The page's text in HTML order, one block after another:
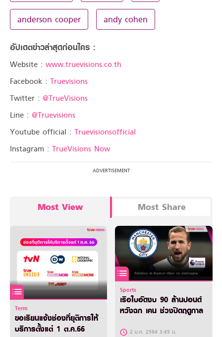
anderson cooper andy cohen
อัปเดตข่าวล่าสุดก่อนใคร :
Website : www.truevisions.co.th
Facebook : Truevisions
Twitter : @TrueVisions
Line : @Truevisions
Youtube official : Truevisionsofficial
Instagram : TrueVisions Now
Most View Most Share
Term
ขอเรียนแจ้งช่องที่ยุติการให้
บริการตั้งแต่ 1 ต.ค.66
Sports
เรือใบอัดงบ 90 ล้านปอนด์
หวังฉก เคน ช่วงปิดฤดูกาล
2 ม.ค. 2564 3:45 น.